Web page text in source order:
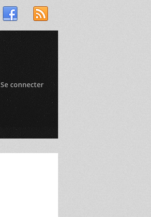
Se connecter